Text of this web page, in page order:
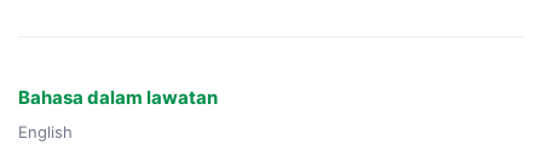
Bahasa dalam lawatan
English